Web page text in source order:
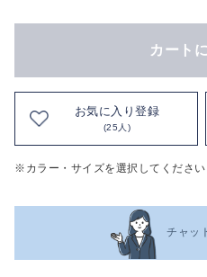
カート
お気に入り登録
(25人)
※カラー・サイズを選択してください
チャッ